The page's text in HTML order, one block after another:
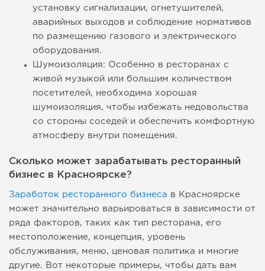
установку сигнализации, огнетушителей,
аварийных выходов и соблюдение нормативов
по размещению газового и электрического
оборудования.
Шумоизоляция: Особенно в ресторанах с
живой музыкой или большим количеством
посетителей, необходима хорошая
шумоизоляция, чтобы избежать недовольства
со стороны соседей и обеспечить комфортную
атмосферу внутри помещения.
Сколько может зарабатывать ресторанный
бизнес в Красноярске?
Заработок ресторанного бизнеса в Красноярске
может значительно варьироваться в зависимости от
ряда факторов, таких как тип ресторана, его
местоположение, концепция, уровень
обслуживания, меню, ценовая политика и многие
другие. Вот некоторые примеры, чтобы дать вам